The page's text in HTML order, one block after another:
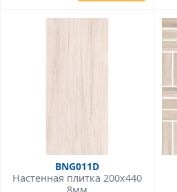
BNG011D
Настенная плитка 200x440